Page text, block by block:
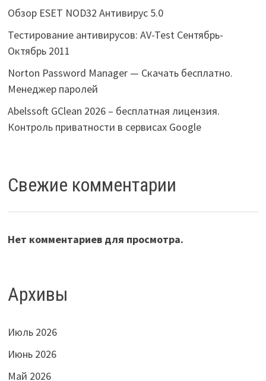
Обзор ESET NOD32 Антивирус 5.0
Тестирование антивирусов: AV-Test Сентябрь-
Октябрь 2011
Norton Password Manager — Скачать бесплатно.
Менеджер паролей
Abelssoft GClean 2026 – бесплатная лицензия.
Контроль приватности в сервисах Google
Свежие комментарии
Нет комментариев для просмотра.
Архивы
Июль 2026
Июнь 2026
Май 2026